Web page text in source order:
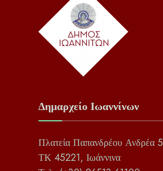
Δημαρχείο Ιωαννίνων
Πλατεία Παπανδρέου Ανδρέα 5
ΤΚ 45221, Ιωάννινα